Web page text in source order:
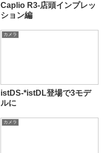
Caplio R3-店頭インプレッ
ション編
カメラ
istDS-*istDL登場で3モデ
ルに
カメラ